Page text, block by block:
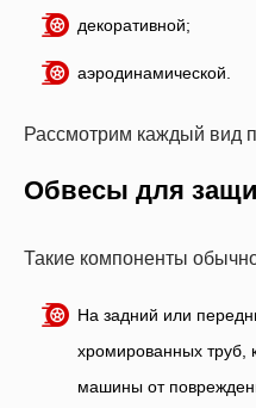
декоративной;
аэродинамической.
Рассмотрим каждый вид
Обвесы для
Такие компоненты
На задний или
хромированных труб,
машины от